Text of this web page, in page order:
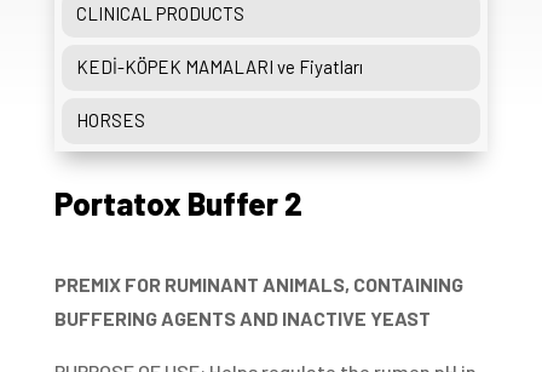
CLINICAL PRODUCTS
KEDİ-KÖPEK MAMALARI ve Fiyatları
HORSES
Portatox Buffer 2
PREMIX FOR RUMINANT ANIMALS, CONTAINING
BUFFERING AGENTS AND INACTIVE YEAST